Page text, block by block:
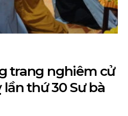
trang nghiêm cử
thứ 30 Sư bà